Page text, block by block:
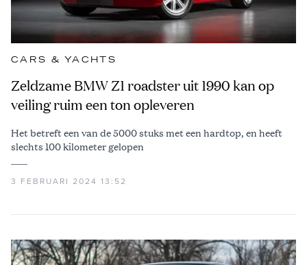
CARS & YACHTS
Zeldzame BMW Z1 roadster uit 1990 kan op
veiling ruim een ton opleveren
Het betreft een van de 5000 stuks met een hardtop, en heeft
slechts 100 kilometer gelopen
3 FEBRUARI 2024 13:52